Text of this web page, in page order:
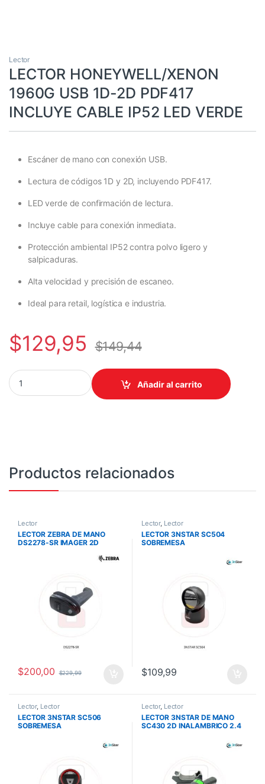
Lector
LECTOR HONEYWELL/XENON
1960G USB 1D-2D PDF417
INCLUYE CABLE IP52 LED VERDE
Escáner de mano con conexión USB.
Lectura de códigos 1D y 2D, incluyendo PDF417.
LED verde de confirmación de lectura.
Incluye cable para conexión inmediata.
Protección ambiental IP52 contra polvo ligero y
salpicaduras.
Alta velocidad y precisión de escaneo.
Ideal para retail, logística e industria.
$129,95 $149,44
LECTOR HONEYWELL/XENON 1960G USB 1D-2D PDF417
Añadir al carrito
Productos relacionados
Lector
LECTOR ZEBRA DE MANO
DS2278-SR IMAGER 2D
RANGE USB KIT(INCLUYE
$200,00 $229,99
Lector, Lector
LECTOR 3NSTAR SC504
SOBREMESA
$109,99
Lector, Lector
LECTOR 3NSTAR SC506
SOBREMESA
Lector, Lector
LECTOR 3NSTAR DE MANO
SC430 2D INALAMBRICO 2.4